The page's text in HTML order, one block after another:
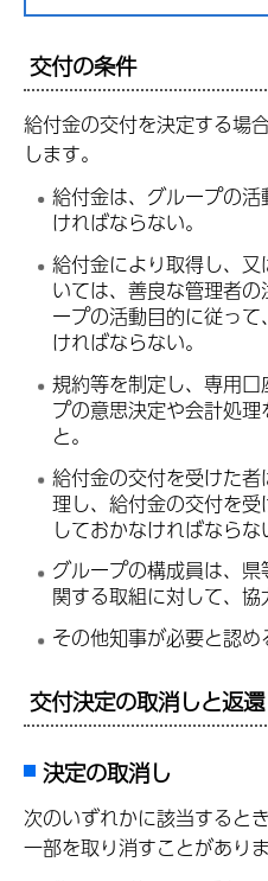
交付の条件
給付金の交付を決定する場
します。
給付金は、グループの
ければならない。
給付金により取得し、
いては、善良な管理者
ープの活動目的に従っ
ければならない。
規約等を制定し、専用
プの意思決定や会計処
と。
給付金の交付を受けた
理し、給付金の交付を
しておかなければならな
グループの構成員は、
関する取組に対して、協
その他知事が必要と認め
交付決定の取消しと返還
決定の取消し
次のいずれかに該当すると
一部を取り消すことがありま